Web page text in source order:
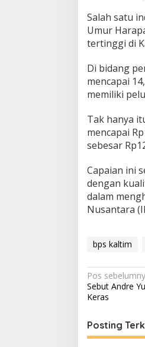
Salah satu
Umur
tertinggi di
Di bidang
mencapai
memiliki
Tak hanya
mencapai
sebesar
Capaian ini
dengan
dalam
Nusantara
bps kaltim
pos
Pos
Sebut Andre
Keras
Posting